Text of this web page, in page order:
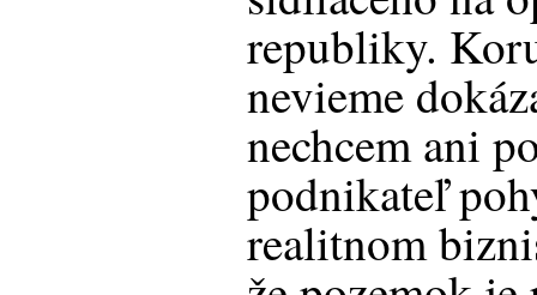
republiky.
nevieme
nechcem ani
podnikateľ
realitnom